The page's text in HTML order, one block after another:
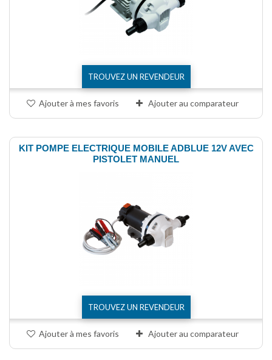
TROUVEZ UN REVENDEUR
Ajouter à mes favoris Ajouter au comparateur
KIT POMPE ELECTRIQUE MOBILE ADBLUE 12V AVEC
PISTOLET MANUEL
TROUVEZ UN REVENDEUR
Ajouter à mes favoris Ajouter au comparateur